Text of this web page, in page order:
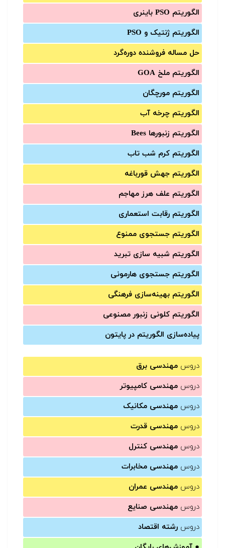
الگوریتم PSO باینری
الگوریتم ژنتیک و PSO
حل مساله فروشنده دوره‌گرد
الگوریتم ملخ GOA
الگوریتم مورچگان
الگوریتم چرخه آب
الگوریتم زنبورها Bees
الگوریتم کرم شب تاب
الگوریتم جهش قورباغه
الگوریتم علف هرز مهاجم
الگوریتم رقابت استعماری
الگوریتم جستجوی ممنوع
الگوریتم شبیه سازی تبرید
الگوریتم جستجوی هارمونی
الگوریتم بهینه‌سازی فرهنگی
الگوریتم کلونی زنبور مصنوعی
پیاده‌سازی الگوریتم در پایتون
دروس مهندسی برق
دروس مهندسی کامپیوتر
دروس مهندسی مکانیک
دروس مهندسی قدرت
دروس مهندسی کنترل
دروس مهندسی مخابرات
دروس مهندسی عمران
دروس مهندسی صنایع
دروس رشته اقتصاد